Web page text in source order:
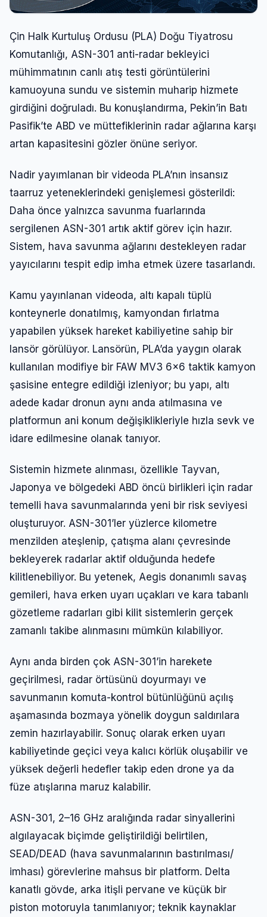
Çin Halk Kurtuluş Ordusu (PLA) Doğu Tiyatrosu
Komutanlığı, ASN-301 anti-radar bekleyici
mühimmatının canlı atış testi görüntülerini
kamuoyuna sundu ve sistemin muharip hizmete
girdiğini doğruladı. Bu konuşlandırma, Pekin’in Batı
Pasifik’te ABD ve müttefiklerinin radar ağlarına karşı
artan kapasitesini gözler önüne seriyor.
Nadir yayımlanan bir videoda PLA’nın insansız
taarruz yeteneklerindeki genişlemesi gösterildi:
Daha önce yalnızca savunma fuarlarında
sergilenen ASN-301 artık aktif görev için hazır.
Sistem, hava savunma ağlarını destekleyen radar
yayıcılarını tespit edip imha etmek üzere tasarlandı.
Kamu yayınlanan videoda, altı kapalı tüplü
konteynerle donatılmış, kamyondan fırlatma
yapabilen yüksek hareket kabiliyetine sahip bir
lansör görülüyor. Lansörün, PLA’da yaygın olarak
kullanılan modifiye bir FAW MV3 6×6 taktik kamyon
şasisine entegre edildiği izleniyor; bu yapı, altı
adede kadar dronun aynı anda atılmasına ve
platformun ani konum değişiklikleriyle hızla sevk ve
idare edilmesine olanak tanıyor.
Sistemin hizmete alınması, özellikle Tayvan,
Japonya ve bölgedeki ABD öncü birlikleri için radar
temelli hava savunmalarında yeni bir risk seviyesi
oluşturuyor. ASN-301’ler yüzlerce kilometre
menzilden ateşlenip, çatışma alanı çevresinde
bekleyerek radarlar aktif olduğunda hedefe
kilitlenebiliyor. Bu yetenek, Aegis donanımlı savaş
gemileri, hava erken uyarı uçakları ve kara tabanlı
gözetleme radarları gibi kilit sistemlerin gerçek
zamanlı takibe alınmasını mümkün kılabiliyor.
Aynı anda birden çok ASN-301’in harekete
geçirilmesi, radar örtüsünü doyurmayı ve
savunmanın komuta-kontrol bütünlüğünü açılış
aşamasında bozmaya yönelik doygun saldırılara
zemin hazırlayabilir. Sonuç olarak erken uyarı
kabiliyetinde geçici veya kalıcı körlük oluşabilir ve
yüksek değerli hedefler takip eden drone ya da
füze atışlarına maruz kalabilir.
ASN-301, 2–16 GHz aralığında radar sinyallerini
algılayacak biçimde geliştirildiği belirtilen,
SEAD/DEAD (hava savunmalarının bastırılması/
imhası) görevlerine mahsus bir platform. Delta
kanatlı gövde, arka itişli pervane ve küçük bir
piston motoruyla tanımlanıyor; teknik kaynaklar
Giriş Yap
Kullanıcı Adı veya E-posta